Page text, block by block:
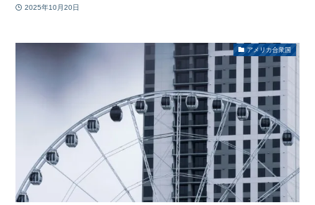
2025年10月20日
アメリカ合衆国